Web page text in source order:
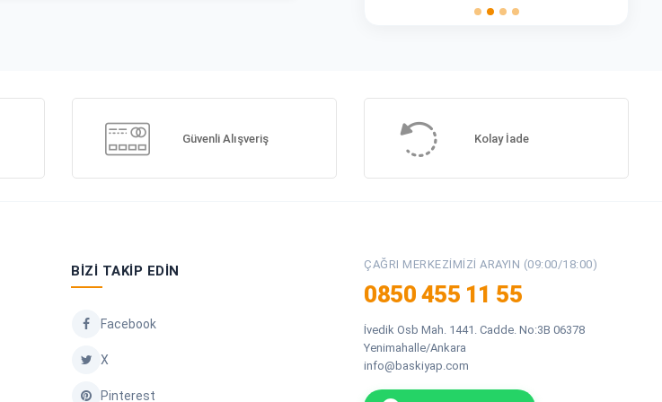
Güvenli Alışveriş Kolay İade
BIZI TAKIP EDIN
Facebook
X
Pinterest
ÇAĞRI MERKEZIMIZI ARAYIN (09:00/18:00)
0850 455 11 55
İvedik Osb Mah. 1441. Cadde. No:3B 06378
Yenimahalle/Ankara
info@baskiyap.com